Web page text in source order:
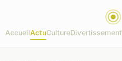
AccueilActuCultureDivertissement